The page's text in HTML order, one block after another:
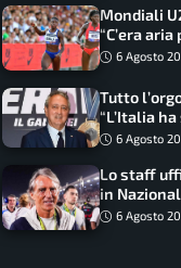
Mondiali
“C’era
le 6 Agosto
Tutto
“L’Italia
6 Agosto
Lo staff
in
Bonucci,
6 Agosto